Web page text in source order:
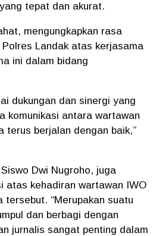
tepat dan akurat.
mengungkapkan rasa
Landak atas kerjasama
ini dalam bidang
dukungan dan sinergi yang
komunikasi antara wartawan
terus berjalan dengan baik,”
Dwi Nugroho, juga
atas kehadiran wartawan IWO
tersebut. “Merupakan suatu
dan berbagi dengan
jurnalis sangat penting dalam